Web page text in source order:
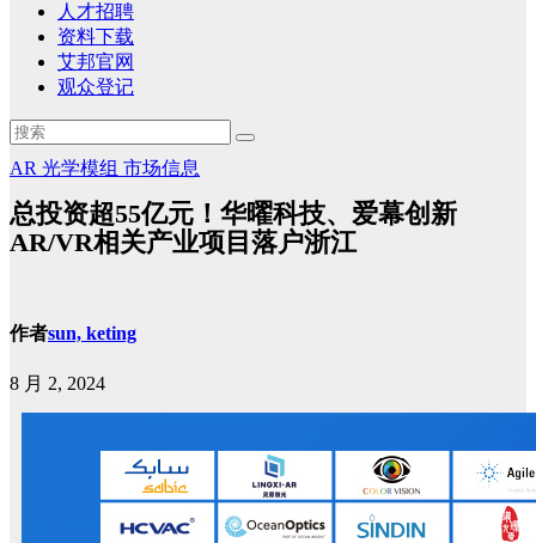
人才招聘
资料下载
艾邦官网
观众登记
AR 光学模组 市场信息
总投资超55亿元！华曜科技、爱幕创新
AR/VR相关产业项目落户浙江
作者sun, keting
8 月 2, 2024